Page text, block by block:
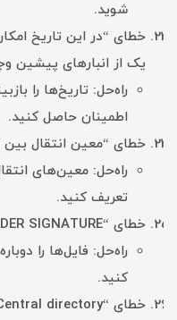
شوید.
خطای “در این تاریخ
یک از انبارهای پیشین
راه‌حل: تاریخ‌ها را
اطمینان حاصل کنید.
خطای “معین انتقال
راه‌حل: معین‌های
تعریف کنید.
خطای “WONG LOCAL HEADER SIGNATURE”
راه‌حل: فایل‌ها را
کنید.